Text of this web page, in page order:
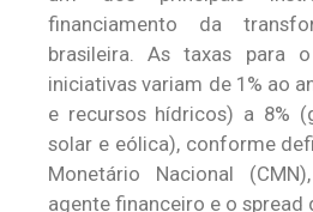
financiamento da
brasileira. As taxas para
iniciativas variam de 1% ao
e recursos hídricos) a 8%
solar e eólica), conforme
Monetário Nacional
agente financeiro e o spread